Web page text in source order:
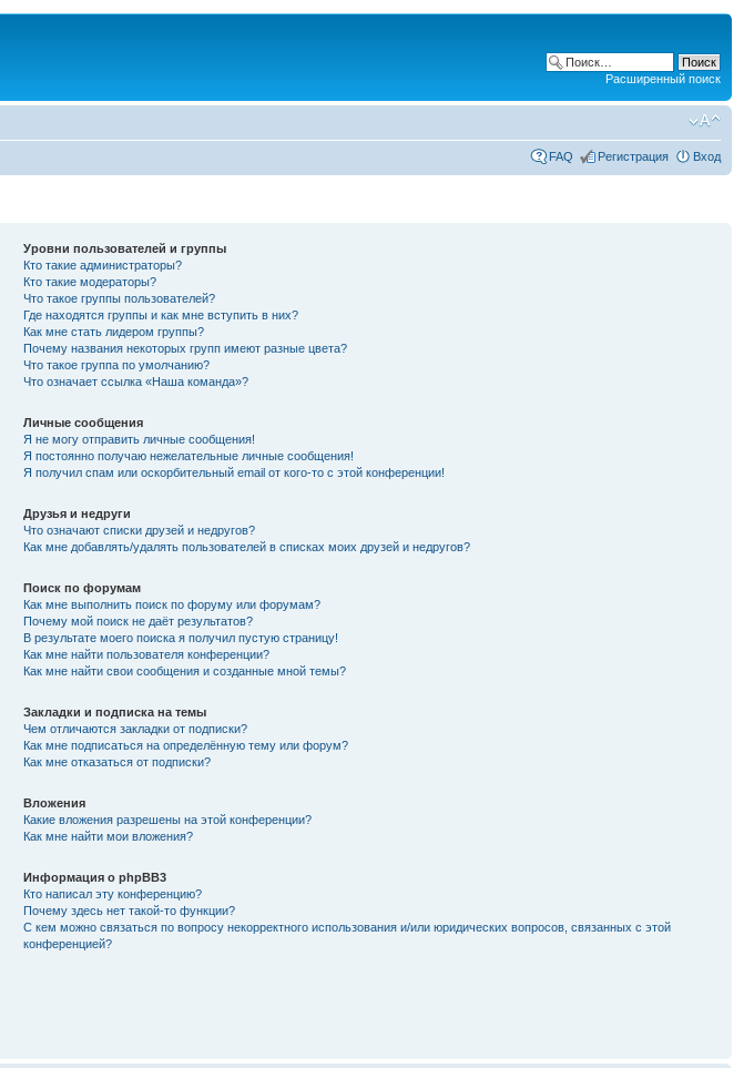
Расширенный поиск
FAQ Регистрация Вход
Уровни пользователей и группы
Кто такие администраторы?
Кто такие модераторы?
Что такое группы пользователей?
Где находятся группы и как мне вступить в них?
Как мне стать лидером группы?
Почему названия некоторых групп имеют разные цвета?
Что такое группа по умолчанию?
Что означает ссылка «Наша команда»?
Личные сообщения
Я не могу отправить личные сообщения!
Я постоянно получаю нежелательные личные сообщения!
Я получил спам или оскорбительный email от кого-то с этой конференции!
Друзья и недруги
Что означают списки друзей и недругов?
Как мне добавлять/удалять пользователей в списках моих друзей и недругов?
Поиск по форумам
Как мне выполнить поиск по форуму или форумам?
Почему мой поиск не даёт результатов?
В результате моего поиска я получил пустую страницу!
Как мне найти пользователя конференции?
Как мне найти свои сообщения и созданные мной темы?
Закладки и подписка на темы
Чем отличаются закладки от подписки?
Как мне подписаться на определённую тему или форум?
Как мне отказаться от подписки?
Вложения
Какие вложения разрешены на этой конференции?
Как мне найти мои вложения?
Информация о phpBB3
Кто написал эту конференцию?
Почему здесь нет такой-то функции?
С кем можно связаться по вопросу некорректного использования и/или юридических вопросов, связанных с этой
конференцией?